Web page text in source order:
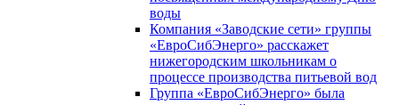
воды
Компания «Заводские сети» группы
«ЕвроСибЭнерго» расскажет
нижегородским школьникам о
процессе производства питьевой вод
Группа «ЕвроСибЭнерго» была